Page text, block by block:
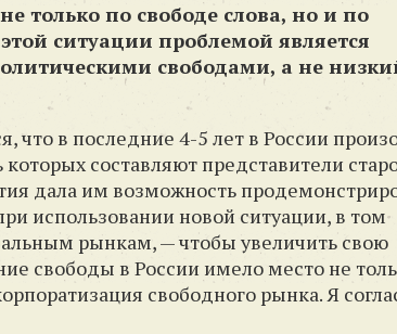
только по свободе слова, но и по
ситуации проблемой является
свободами, а не
что в последние 4-5 лет в России
составляют представители
дала им возможность
использовании новой ситуации, в том
рынкам, — чтобы увеличить свою
свободы в России имело место не
свободного рынка. Я